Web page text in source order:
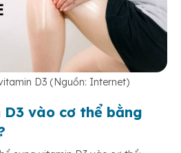
D3 (Nguồn: Internet)
vào cơ thể bằng